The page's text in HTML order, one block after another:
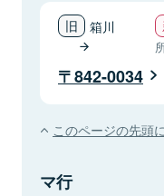
箱川
842-0034
このページの先頭
マ行